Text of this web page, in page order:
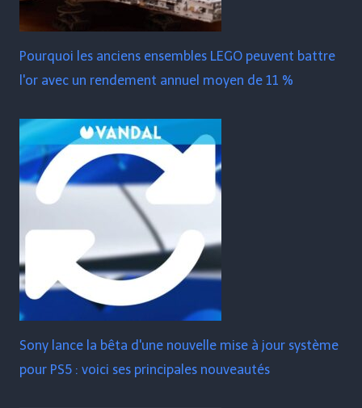
Pourquoi les anciens ensembles LEGO peuvent battre
l'or avec un rendement annuel moyen de 11 %
Sony lance la bêta d'une nouvelle mise à jour système
pour PS5 : voici ses principales nouveautés